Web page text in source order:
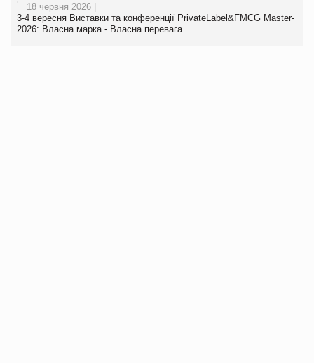
18 червня 2026 |
3-4 вересня Виставки та конференції PrivateLabel&FMCG Master-
2026: Власна марка - Власна перевага